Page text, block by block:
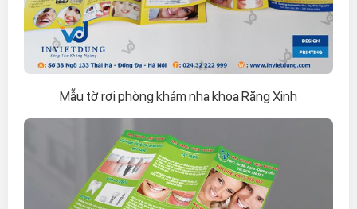
Mẫu tờ rơi phòng khám nha khoa Răng Xinh